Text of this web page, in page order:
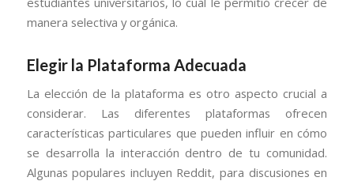
manera selectiva y orgánica.
Elegir la Plataforma Adecuada
La elección de la plataforma es otro aspecto crucial a
considerar. Las diferentes plataformas ofrecen
características particulares que pueden influir en cómo
se desarrolla la interacción dentro de tu comunidad.
Algunas populares incluyen Reddit, para discusiones en